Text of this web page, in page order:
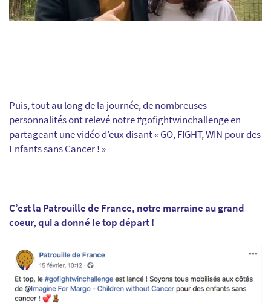
Puis, tout au long de la journée, de nombreuses
personnalités ont relevé notre #gofightwinchallenge en
partageant une vidéo d’eux disant « GO, FIGHT, WIN pour des
Enfants sans Cancer ! »
C’est la Patrouille de France, notre marraine au grand
coeur, qui a donné le top départ !